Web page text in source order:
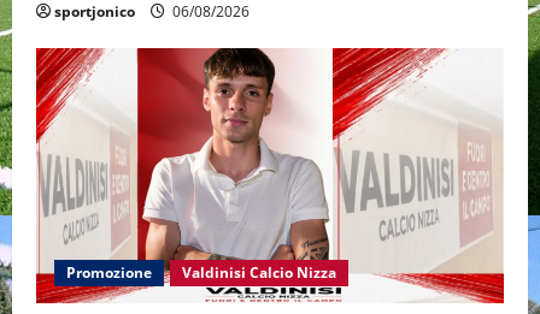
sportjonico 06/08/2026
Promozione Valdinisi Calcio Nizza